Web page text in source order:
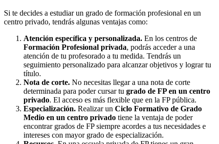
Si te decides a estudiar un grado de formación profesional en un
centro privado, tendrás algunas ventajas como:
Atención específica y personalizada. En los centros de
Formación Profesional privada, podrás acceder a una
atención de tu profesorado a tu medida. Tendrás un
seguimiento personalizado para alcanzar objetivos y lograr tu
título.
Nota de corte. No necesitas llegar a una nota de corte
determinada para poder cursar tu grado de FP en un centro
privado. El acceso es más flexible que en la FP pública.
Especialización. Realizar un Ciclo Formativo de Grado
Medio en un centro privado tiene la ventaja de poder
encontrar grados de FP siempre acordes a tus necesidades e
intereses con mayor grado de especialización.